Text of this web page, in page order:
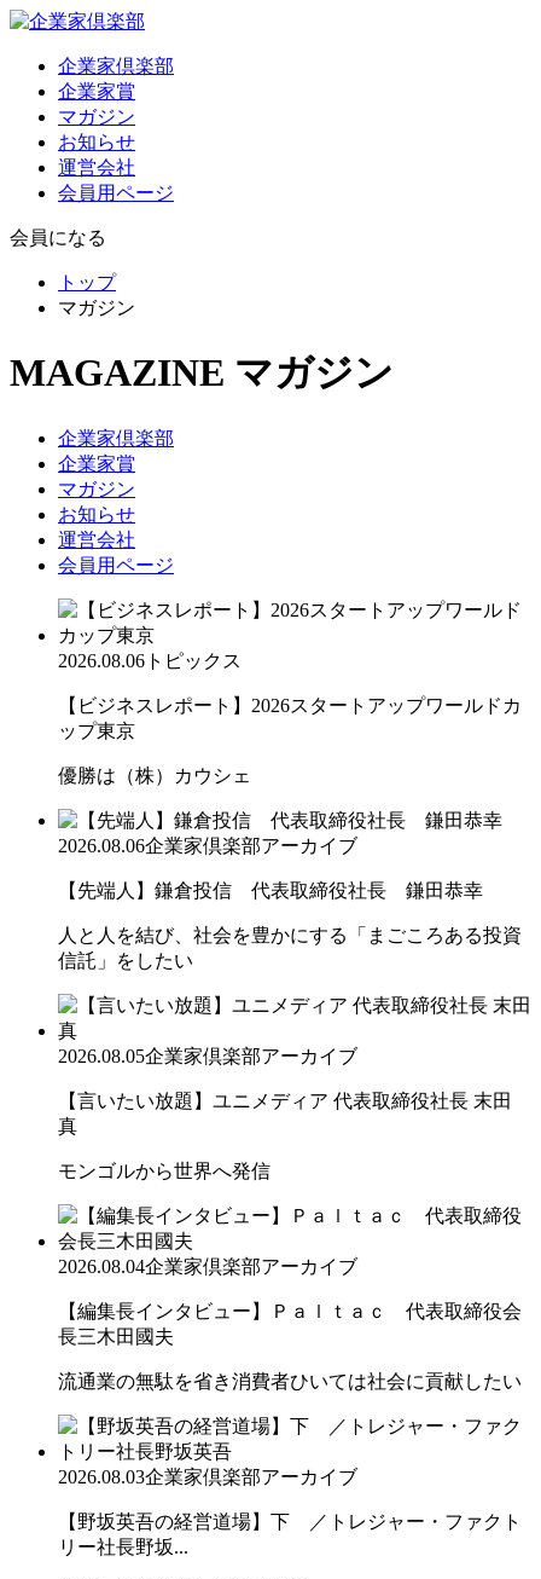
企業家倶楽部
企業家賞
マガジン
お知らせ
運営会社
会員用ページ
会員になる
トップ
マガジン
MAGAZINE マガジン
企業家倶楽部
企業家賞
マガジン
お知らせ
運営会社
会員用ページ
2026.08.06 トピックス
【ビジネスレポート】2026スタートアップワールドカ
ップ東京
優勝は（株）カウシェ
2026.08.06企業家倶楽部アーカイブ
【先端人】鎌倉投信 代表取締役社長 鎌田恭幸
人と人を結び、社会を豊かにする「まごころある投資
信託」をしたい
2026.08.05企業家倶楽部アーカイブ
【言いたい放題】ユニメディア 代表取締役社長 末田
真
モンゴルから世界へ発信
2026.08.04企業家倶楽部アーカイブ
【編集長インタビュー】Ｐａｌｔａｃ 代表取締役会
長三木田國夫
流通業の無駄を省き消費者ひいては社会に貢献したい
2026.08.03企業家倶楽部アーカイブ
【野坂英吾の経営道場】下 ／トレジャー・ファクト
リー社長野坂...